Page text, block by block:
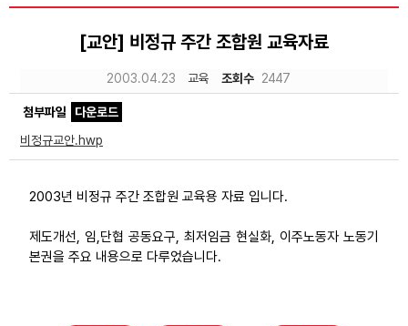
[교안] 비정규 주간 조합원 교육자료
2003.04.23 교육 조회수 2447
첨부파일
다운로드
비정규교안.hwp
2003년 비정규 주간 조합원 교육용 자료 입니다.
제도개선, 임,단협 공동요구, 최저임금 현실화, 이주노동자 노동기
본권을 주요 내용으로 다루었습니다.
문서자료
미디어자료
Sketchbook5, 스케치북5